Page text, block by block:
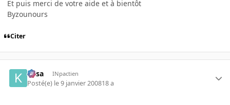
Et puis merci de votre aide et à bientôt
Byzounours
Citer
kasa INpactien
Posté(e) le 9 janvier 200818 a